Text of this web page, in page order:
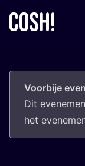
Voorbije
Dit
het